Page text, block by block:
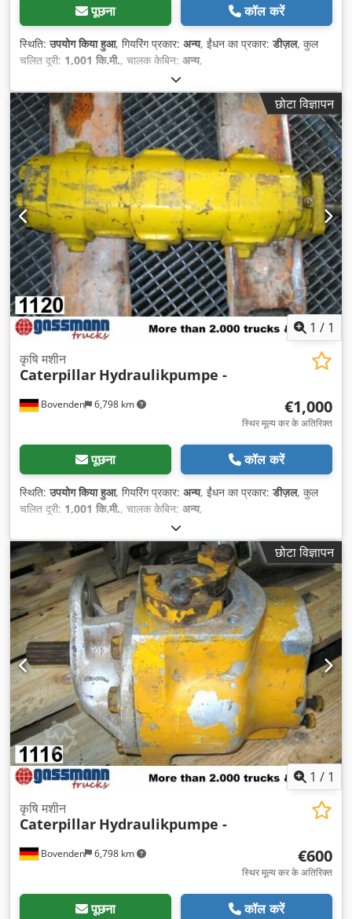
पूछना कॉल करें
स्थिति:उपयोग किया हुआ, गियरिंग प्रकार: अन्य, ईंधन का प्रकार:डीज़ल, कुल
चलित दूरी: 1,001 कि.मी., चालक केबिन: अन्य,
छोटा विज्ञापन
1 / 1
Bovenden 6,798 km
कृषि मशीन
Caterpillar Hydraulikpumpe -
€1,000
स्थिर मूल्य कर के अतिरिक्त
पूछना कॉल करें
स्थिति:उपयोग किया हुआ, गियरिंग प्रकार: अन्य, ईंधन का प्रकार:डीज़ल, कुल
चलित दूरी: 1,001 कि.मी., चालक केबिन: अन्य,
छोटा विज्ञापन
1 / 1
Bovenden 6,798 km
कृषि मशीन
Caterpillar Hydraulikpumpe -
€600
स्थिर मूल्य कर के अतिरिक्त
पूछना कॉल करें